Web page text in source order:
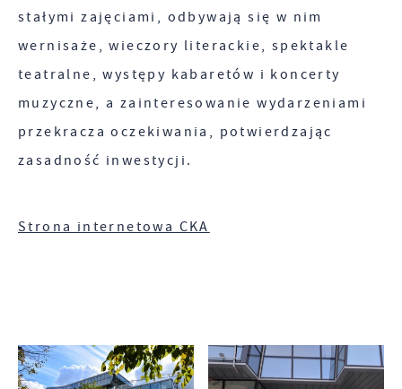
stałymi zajęciami, odbywają się w nim
wernisaże, wieczory literackie, spektakle
teatralne, występy kabaretów i koncerty
muzyczne, a zainteresowanie wydarzeniami
przekracza oczekiwania, potwierdzając
zasadność inwestycji.
Strona internetowa CKA
działają w charakterze pośredników